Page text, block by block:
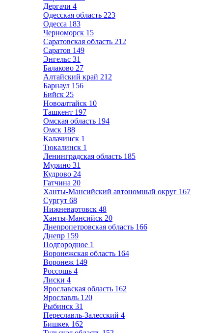
Дергачи 4
Одесская область 223
Одесса 183
Черноморск 15
Саратовская область 212
Саратов 149
Энгельс 31
Балаково 27
Алтайский край 212
Барнаул 156
Бийск 25
Новоалтайск 10
Ташкент 197
Омская область 194
Омск 188
Калачинск 1
Тюкалинск 1
Ленинградская область 185
Мурино 31
Кудрово 24
Гатчина 20
Ханты-Мансийский автономный округ 167
Сургут 68
Нижневартовск 48
Ханты-Мансийск 20
Днепропетровская область 166
Днепр 159
Подгородное 1
Воронежская область 164
Воронеж 149
Россошь 4
Лиски 4
Ярославская область 162
Ярославль 120
Рыбинск 31
Переславль-Залесский 4
Бишкек 162